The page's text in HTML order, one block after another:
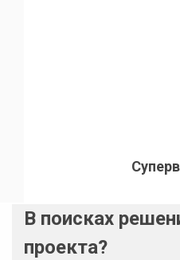
В поисках
проекта?